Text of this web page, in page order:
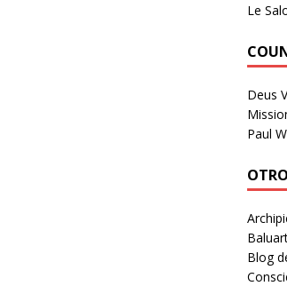
Le
Deus
Paul
Blog